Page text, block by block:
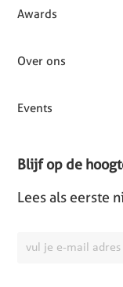
Awards
Over ons
Events
Blijf op de
Lees als eerste